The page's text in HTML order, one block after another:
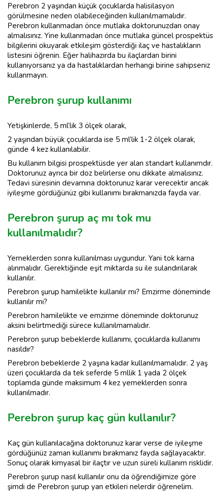
Perebron 2 yaşından küçük çocuklarda halisilasyon
görülmesine neden olabileceğinden kullanılmamalıdır.
Perebron kullanmadan önce mutlaka doktorunuzdan onay
almalısınız. Yine kullanmadan önce mutlaka güncel prospektüs
bilgilerini okuyarak etkileşim gösterdiği ilaç ve hastalıkların
listesini öğrenin. Eğer halihazırda bu ilaçlardan birini
kullanıyorsanız ya da hastalıklardan herhangi birine sahipseniz
kullanmayın.
Perebron şurup kullanımı
Yetişkinlerde, 5 ml’lik 3 ölçek olarak,
2 yaşından büyük çocuklarda ise 5 ml’lik 1-2 ölçek olarak,
günde 4 kez kullanılabilir.
Bu kullanım bilgisi prospektüsde yer alan standart kullanımdır.
Doktorunuz ayrıca bir doz belirlerse onu dikkate almalısınız.
Tedavi süresinin devamına doktorunuz karar verecektir ancak
iyileşme gördüğünüz gibi kullanımı bırakmanızda fayda var.
Perebron şurup aç mı tok mu
kullanılmalıdır?
Yemeklerden sonra kullanılması uygundur. Yani tok karna
alınmalıdır. Gerektiğinde eşit miktarda su ile sulandırılarak
kullanılır.
Perebron şurup hamilelikte kullanılır mı? Emzirme döneminde
kullanılır mı?
Perebron hamilelikte ve emzirme döneminde doktorunuz
aksini belirtmediği sürece kullanılmamalıdır.
Perebron şurup bebeklerde kullanımı, çocuklarda kullanımı
nasıldır?
Perebron bebeklerde 2 yaşına kadar kullanılmamalıdır. 2 yaş
üzeri çocuklarda da tek seferde 5 mllik 1 yada 2 ölçek
toplamda günde maksimum 4 kez yemeklerden sonra
kullanılmadır.
Perebron şurup kaç gün kullanılır?
Kaç gün kullanılacağına doktorunuz karar verse de iyileşme
gördüğünüz zaman kullanımı bırakmanız fayda sağlayacaktır.
Sonuç olarak kimyasal bir ilaçtır ve uzun süreli kullanım risklidir.
Perebron şurup nasıl kullanılır onu da öğrendiğimize göre
şimdi de Perebron şurup yan etkileri nelerdir öğrenelim.